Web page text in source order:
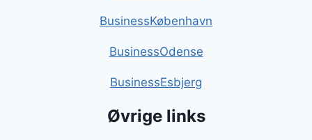
BusinessKøbenhavn
BusinessOdense
BusinessEsbjerg
Øvrige links